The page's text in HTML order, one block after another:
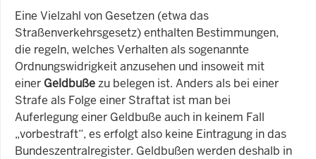
Eine Vielzahl von Gesetzen (etwa das
Straßenverkehrsgesetz) enthalten Bestimmungen,
die regeln, welches Verhalten als sogenannte
Ordnungswidrigkeit anzusehen und insoweit mit
einer Geldbußezu belegen ist. Anders als bei einer
Strafe als Folge einer Straftat ist man bei
Auferlegung einer Geldbuße auch in keinem Fall
„vorbestraft“, es erfolgt also keine Eintragung in das
Bundeszentralregister. Geldbußen werden deshalb in